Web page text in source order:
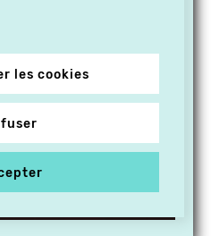
les cookies